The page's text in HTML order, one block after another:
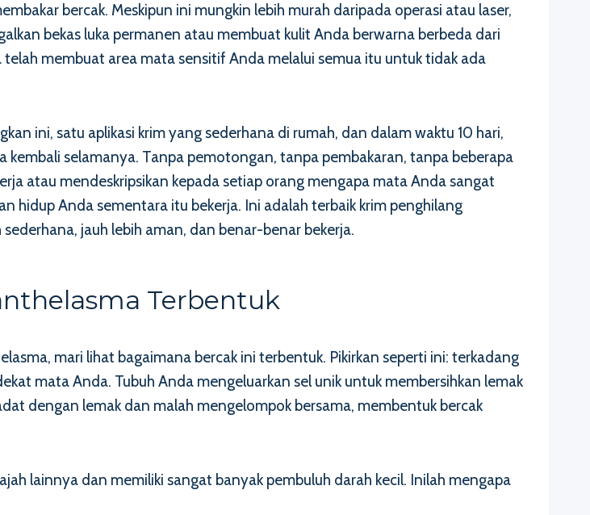
bercak. Meskipun ini mungkin lebih murah daripada operasi atau laser,
bekas luka permanen atau membuat kulit Anda berwarna berbeda dari
membuat area mata sensitif Anda melalui semua itu untuk tidak ada
ini, satu aplikasi krim yang sederhana di rumah, dan dalam waktu 10 hari,
selamanya. Tanpa pemotongan, tanpa pembakaran, tanpa beberapa
atau mendeskripsikan kepada setiap orang mengapa mata Anda sangat
hidup Anda sementara itu bekerja. Ini adalah terbaik krim penghilang
jauh lebih aman, dan benar-benar bekerja.
Terbentuk
mari lihat bagaimana bercak ini terbentuk. Pikirkan seperti ini: terkadang
mata Anda. Tubuh Anda mengeluarkan sel unik untuk membersihkan lemak
dengan lemak dan malah mengelompok bersama, membentuk bercak
lainnya dan memiliki sangat banyak pembuluh darah kecil. Inilah mengapa